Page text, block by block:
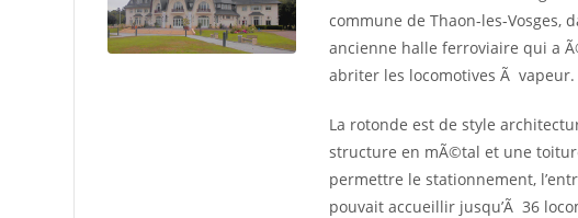
commune de Thaon-les-Vosges,
ancienne halle ferroviaire qui a
abriter les locomotives Ã vapeur.
La rotonde est de style
structure en mÃ©tal et une
permettre le stationnement,
pouvait accueillir jusqu’Ã 36